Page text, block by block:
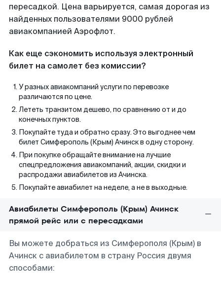
пересадкой. Цена варьируется, самая дорогая из
найденных пользователями 9000 рублей
авиакомпанией Аэрофлот.
Как еще сэкономить используя электронный
билет на самолет без комиссии?
У разных авиакомпаний услуги по перевозке
различаются по цене.
Лететь транзитом дешево, по сравнению от и до
конечных пунктов.
Покупайте туда и обратно сразу. Это выгоднее чем
билет Симферополь (Крым) Ачинск в одну сторону.
При покупке обращайте внимание на лучшие
спецпредложения авиакомпаний, акции, скидки и
распродажи авиабилетов из Ачинска.
Покупайте авиабилет на неделе, а не в выходные.
Авиабилеты Симферополь (Крым) Ачинск
прямой рейс или с пересадками
Вы можете добраться из Симферополя (Крым) в
Ачинск с авиабилетом в страну Россия двумя
способами: